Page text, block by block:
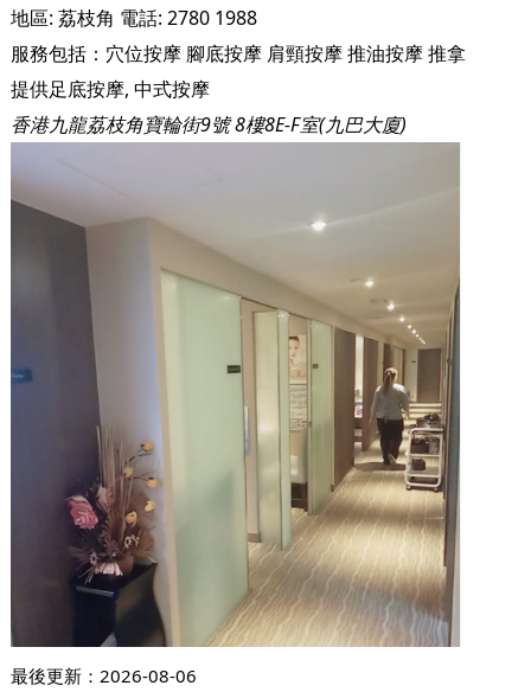
地區: 荔枝角 電話: 2780 1988
服務包括： 穴位按摩 腳底按摩 肩頸按摩推油按摩推拿
提供足底按摩, 中式按摩
香港九龍荔枝角寶輪街9號 8樓8E-F室(九巴大廈)
最後更新： 2026-08-06